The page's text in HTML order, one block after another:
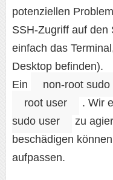
potenziellen
SSH-Zugriff auf den
einfach das
Desktop befinden).
Ein
non-root sudo
root user
. Wir
sudo user
zu
beschädigen
aufpassen.